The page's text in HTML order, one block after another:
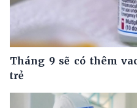
Tháng 9 sẽ có thêm
trẻ